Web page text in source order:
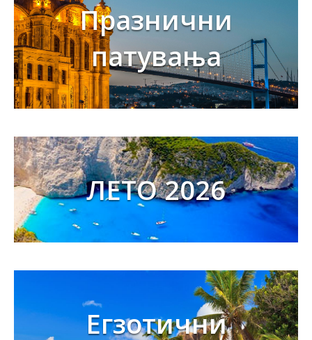
Празнични
патувања
ЛЕТО 2026
Егзотични